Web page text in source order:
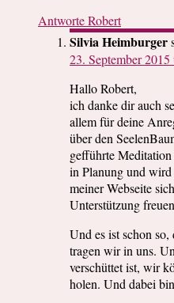
Antworte Robert
Silvia Heimburger
23. September
Hallo Robert,
ich danke dir auch
allem für deine
über den
gefführte
in Planung und
meiner Webseite
Unterstützung
Und es ist schon so,
tragen wir in uns.
verschüttet ist, wir
holen. Und dabei